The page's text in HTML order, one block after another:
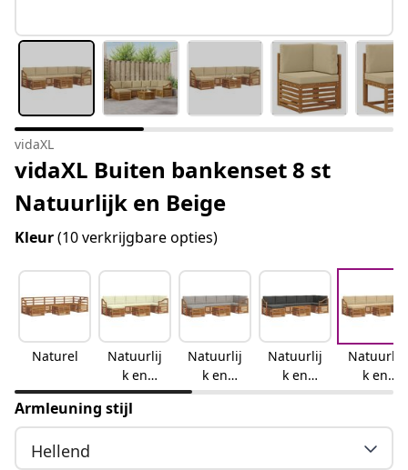
vidaXL
vidaXL Buiten bankenset 8 st
Natuurlijk en Beige
Kleur(10 verkrijgbare opties)
Naturel
Natuurlij
k en
crème
Natuurlij
k en
lichtgrijs
Natuurlij
k en
antraciet
Natuurlij
k en
beige
Armleuning stijl
Hellend